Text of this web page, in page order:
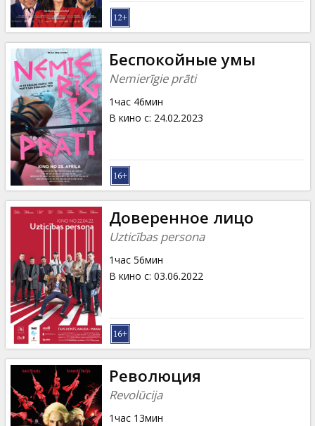
Беспокойные умы
Nemierīgie prāti
1час 46мин
В кино с: 24.02.2023
Доверенное лицо
Uzticības persona
1час 56мин
В кино с: 03.06.2022
Революция
Revolūcija
1час 13мин